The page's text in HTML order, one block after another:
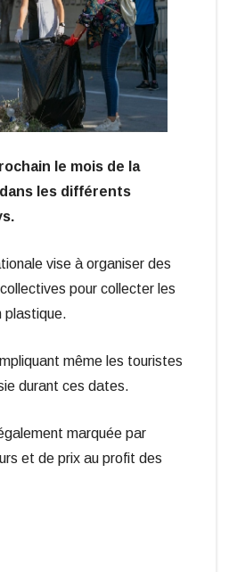
le mois de la
les différents
vise à organiser des
pour collecter les
plastique.
impliquant même les touristes
durant ces dates.
marquée par
et de prix au profit des